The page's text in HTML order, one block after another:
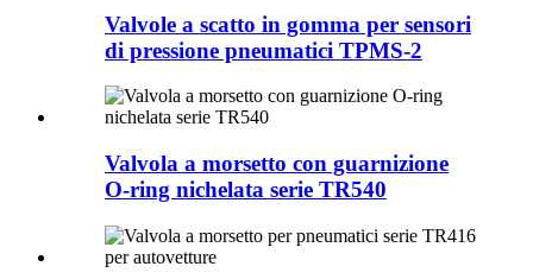
Valvole a scatto in gomma per sensori
di pressione pneumatici TPMS-2
Valvola a morsetto con guarnizione
O-ring nichelata serie TR540